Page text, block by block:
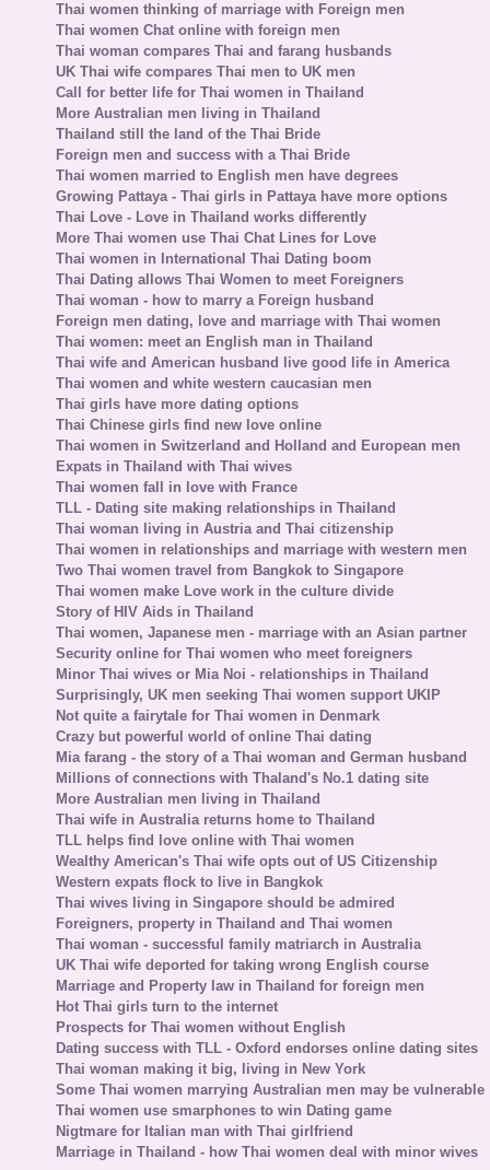
Thai women thinking of marriage with Foreign men
Thai women Chat online with foreign men
Thai woman compares Thai and farang husbands
UK Thai wife compares Thai men to UK men
Call for better life for Thai women in Thailand
More Australian men living in Thailand
Thailand still the land of the Thai Bride
Foreign men and success with a Thai Bride
Thai women married to English men have degrees
Growing Pattaya - Thai girls in Pattaya have more options
Thai Love - Love in Thailand works differently
More Thai women use Thai Chat Lines for Love
Thai women in International Thai Dating boom
Thai Dating allows Thai Women to meet Foreigners
Thai woman - how to marry a Foreign husband
Foreign men dating, love and marriage with Thai women
Thai women: meet an English man in Thailand
Thai wife and American husband live good life in America
Thai women and white western caucasian men
Thai girls have more dating options
Thai Chinese girls find new love online
Thai women in Switzerland and Holland and European men
Expats in Thailand with Thai wives
Thai women fall in love with France
TLL - Dating site making relationships in Thailand
Thai woman living in Austria and Thai citizenship
Thai women in relationships and marriage with western men
Two Thai women travel from Bangkok to Singapore
Thai women make Love work in the culture divide
Story of HIV Aids in Thailand
Thai women, Japanese men - marriage with an Asian partner
Security online for Thai women who meet foreigners
Minor Thai wives or Mia Noi - relationships in Thailand
Surprisingly, UK men seeking Thai women support UKIP
Not quite a fairytale for Thai women in Denmark
Crazy but powerful world of online Thai dating
Mia farang - the story of a Thai woman and German husband
Millions of connections with Thaland's No.1 dating site
More Australian men living in Thailand
Thai wife in Australia returns home to Thailand
TLL helps find love online with Thai women
Wealthy American's Thai wife opts out of US Citizenship
Western expats flock to live in Bangkok
Thai wives living in Singapore should be admired
Foreigners, property in Thailand and Thai women
Thai woman - successful family matriarch in Australia
UK Thai wife deported for taking wrong English course
Marriage and Property law in Thailand for foreign men
Hot Thai girls turn to the internet
Prospects for Thai women without English
Dating success with TLL - Oxford endorses online dating sites
Thai woman making it big, living in New York
Some Thai women marrying Australian men may be vulnerable
Thai women use smarphones to win Dating game
Nigtmare for Italian man with Thai girlfriend
Marriage in Thailand - how Thai women deal with minor wives